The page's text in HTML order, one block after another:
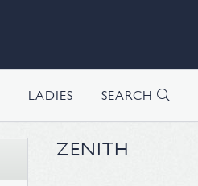
LADIES SEARCH
ZENITH